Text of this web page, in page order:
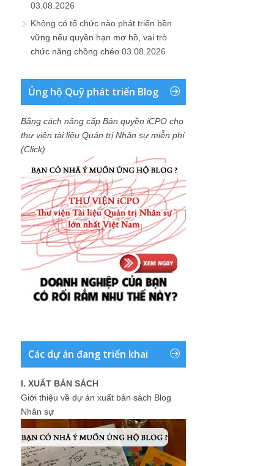
03.08.2026
Không có tổ chức nào phát triển bền
vững nếu quyền hạn mơ hồ, vai trò
chức năng chồng chéo 03.08.2026
Ủng hộ Quỹ phát triển Blog
Bằng cách nâng cấp Bản quyền iCPO cho
thư viện tài liệu Quản trị Nhân sự miễn phí
(Click)
Các dự án đang triển khai
I. XUẤT BẢN SÁCH
Giới thiệu về dự án xuất bản sách Blog
Nhân sự